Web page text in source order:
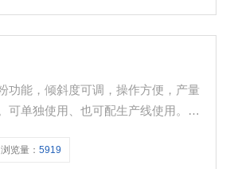
功能，倾斜度可调，操作方便，产量
可单独使用、也可配生产线使用。可
浏览量：5919